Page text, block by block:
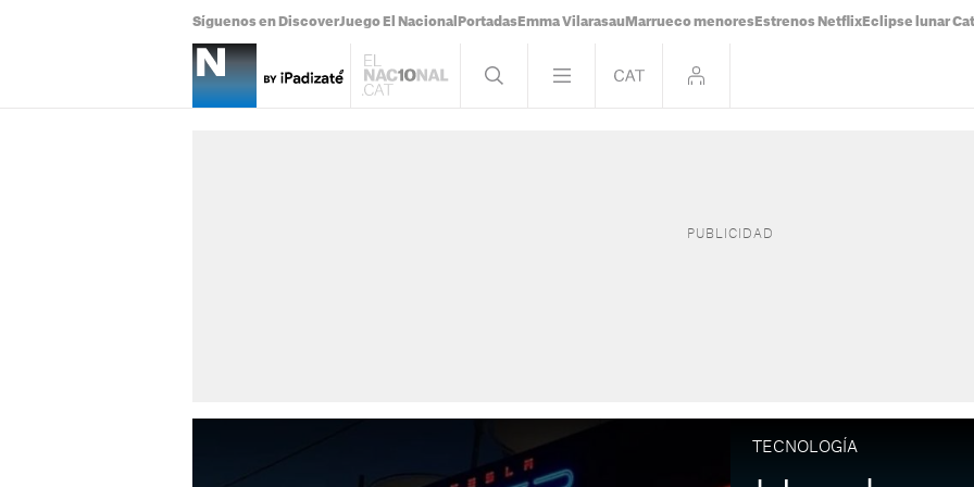
Síguenos en DiscoverJuego El Nacional Portadas Emma Vilarasau Marrueco menores Estrenos Netflix Eclipse lunar
TECNOLOGÍA